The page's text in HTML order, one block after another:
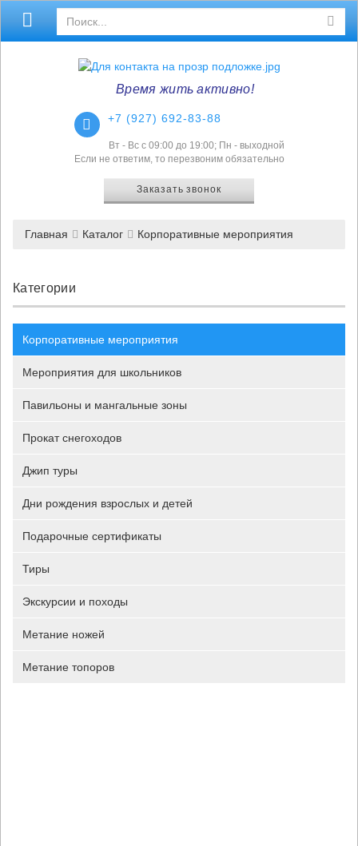
Время жить активно!
+7 (927) 692-83-88
Вт - Вс с 09:00 до 19:00; Пн - выходной
Если не ответим, то перезвоним обязательно
Заказать звонок
Главная Каталог Корпоративные мероприятия
Категории
Корпоративные мероприятия
Мероприятия для школьников
Павильоны и мангальные зоны
Прокат снегоходов
Джип туры
Дни рождения взрослых и детей
Подарочные сертификаты
Тиры
Экскурсии и походы
Метание ножей
Метание топоров